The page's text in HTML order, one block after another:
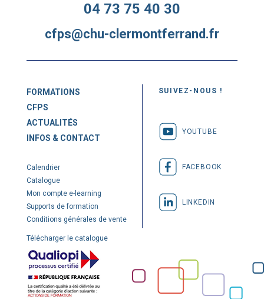
04 73 75 40 30
cfps@chu-clermontferrand.fr
FORMATIONS
CFPS
ACTUALITÉS
INFOS & CONTACT
Calendrier
Catalogue
Mon compte e-learning
Supports de formation
Conditions générales de vente
Télécharger le catalogue
SUIVEZ-NOUS !
YOUTUBE
FACEBOOK
LINKEDIN